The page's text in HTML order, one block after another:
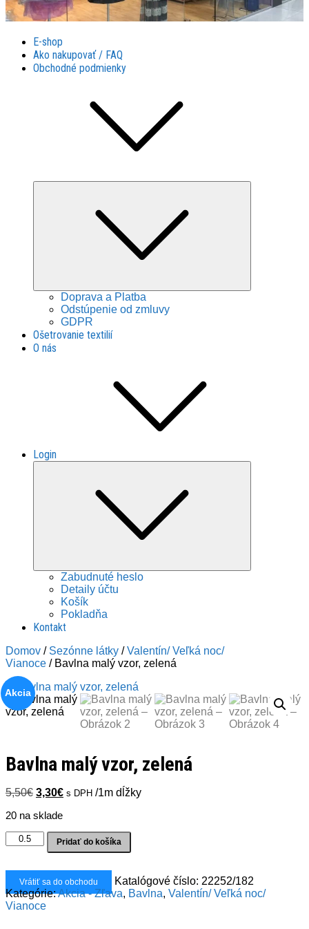
Látky Husár
Látky Husár
E-shop
Ako nakupovať / FAQ
Obchodné podmienky
Doprava a Platba
Odstúpenie od zmluvy
GDPR
Ošetrovanie textilií
O nás
Login
Zabudnuté heslo
Detaily účtu
Košík
Pokladňa
Kontakt
Domov / Sezónne látky /Valentín/ Veľká noc/
Vianoce / Bavlna malý vzor, zelená
Akcia
Bavlna malý vzor, zelená
5,50€ Pôvodná
bola:
5,50€.
3,30€Aktuálna
3,30€.
s DPH /1m dĺžky
20 na sklade
množstvo
Bavlna
vzor,
zelená
Pridať do košíka
Vrátiť sa do obchodu Katalógové číslo: 22252/182
Kategórie:Akcia - Zľava, Bavlna, Valentín/ Veľká noc/
Vianoce